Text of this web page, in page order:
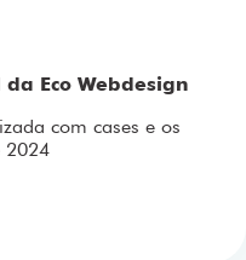
Eco Webdesign
com cases e os
2024